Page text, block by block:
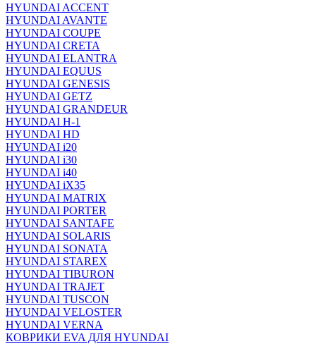
HYUNDAI ACCENT
HYUNDAI AVANTE
HYUNDAI COUPE
HYUNDAI CRETA
HYUNDAI ELANTRA
HYUNDAI EQUUS
HYUNDAI GENESIS
HYUNDAI GETZ
HYUNDAI GRANDEUR
HYUNDAI H-1
HYUNDAI HD
HYUNDAI i20
HYUNDAI i30
HYUNDAI i40
HYUNDAI iX35
HYUNDAI MATRIX
HYUNDAI PORTER
HYUNDAI SANTAFE
HYUNDAI SOLARIS
HYUNDAI SONATA
HYUNDAI STAREX
HYUNDAI TIBURON
HYUNDAI TRAJET
HYUNDAI TUSCON
HYUNDAI VELOSTER
HYUNDAI VERNA
КОВРИКИ EVA ДЛЯ HYUNDAI